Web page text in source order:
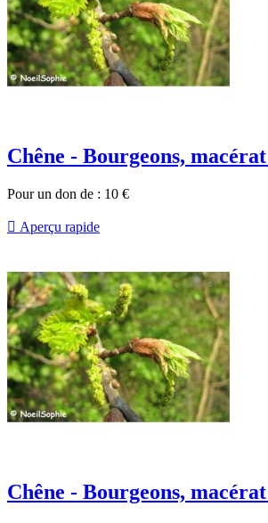
Chêne - Bourgeons,
Pour un don de : 10 €
 Aperçu rapide
Chêne - Bourgeons,